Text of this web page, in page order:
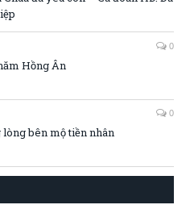
0
Hồng Ân
0
bên mộ tiền nhân